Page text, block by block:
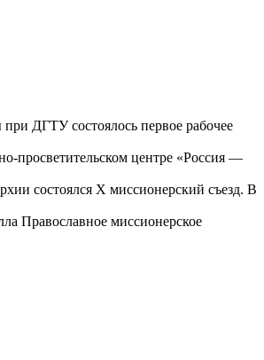
ДГТУ состоялось первое рабочее
просветительском центре «Россия —
состоялся X миссионерский съезд. В
Православное миссионерское